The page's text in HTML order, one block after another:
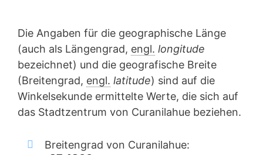
Die Angaben für die geographische Länge
(auch als Längengrad, engl. longitude
bezeichnet) und die geografische Breite
(Breitengrad, engl. latitude) sind auf die
Winkelsekunde ermittelte Werte, die sich auf
das Stadtzentrum von Curanilahue beziehen.
Breitengrad von Curanilahue: